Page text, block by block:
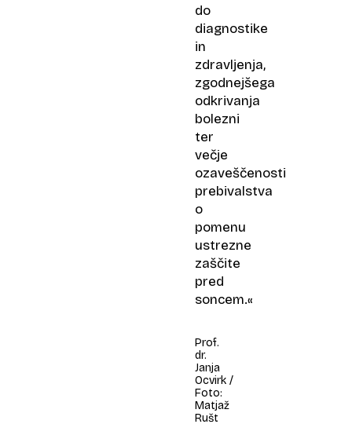
do
diagnostike
in
zdravljenja,
zgodnejšega
odkrivanja
bolezni
ter
večje
ozaveščenosti
prebivalstva
o
pomenu
ustrezne
zaščite
pred
soncem.«
Prof.
dr.
Janja
Ocvirk /
Foto:
Matjaž
Rušt